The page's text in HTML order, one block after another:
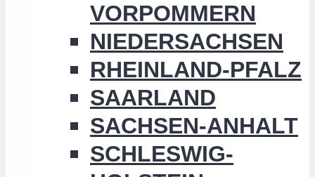
VORPOMMERN
NIEDERSACHSEN
RHEINLAND-PFALZ
SAARLAND
SACHSEN-ANHALT
SCHLESWIG-